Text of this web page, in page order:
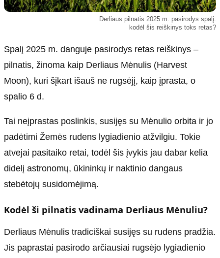
Redakcinė politika
Derliaus pilnatis 2025 m. pasirodys spalį:
kodėl šis reiškinys toks retas?
Spalį 2025 m. danguje pasirodys retas reiškinys –
pilnatis, žinoma kaip Derliaus Mėnulis (Harvest
Moon), kuri šįkart išauš ne rugsėjį, kaip įprasta, o
spalio 6 d.
Tai neįprastas poslinkis, susijęs su Mėnulio orbita ir jo
padėtimi Žemės rudens lygiadienio atžvilgiu. Tokie
atvejai pasitaiko retai, todėl šis įvykis jau dabar kelia
didelį astronomų, ūkininkų ir naktinio dangaus
stebėtojų susidomėjimą.
Kodėl ši pilnatis vadinama Derliaus Mėnuliu?
Derliaus Mėnulis tradiciškai susijęs su rudens pradžia.
Jis paprastai pasirodo arčiausiai rugsėjo lygiadienio